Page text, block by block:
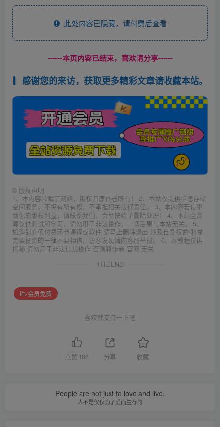
此处内容已隐藏，请付费后查看
------本页内容已结束，喜欢请分享------
感谢您的来访，获取更多精彩文章请收藏本站。
© 版权声明
1、本内容转载于网络，版权归原作者所有！ 2、本站仅提供信息存储
空间服务，不拥有所有权，不承担相关法律责任。 3、本内容若侵犯
到你的版权利益，请联系我们，会尽快给予删除处理！ 4、本站全资
源仅供测试和学习，请勿用于非法操作，一切后果与本站无关。 5、
如遇到充值付费环节课程或软件 请马上删除退出 涉及自身权益/利益
需要投资的一律不要相信，访客发现请向客服举报。 6、本教程仅供
揭秘 请勿用于非法违规操作 否则和作者 官网 无关
THE END
会员免费
喜欢就支持一下吧
点赞 166 分享 收藏
People are not just to love and live.
人不是仅仅为了爱而生存的